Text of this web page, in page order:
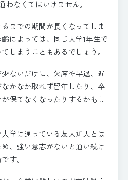
わなくてはいけません。
までの期間が長くなってしま
によっては、同じ大学1年生で
しまうこともあるでしょう。
ないだけに、欠席や早退、遅
かなか取れず留年したり、卒
保てなくなったりするかもし
学に通っている友人知人とは
、強い意志がないと通い続け
す。